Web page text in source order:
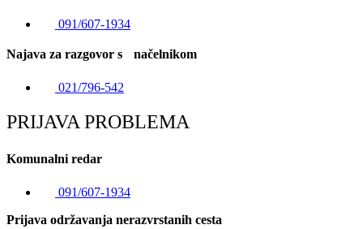
091/607-1934
Najava za razgovor s načelnikom
021/796-542
PRIJAVA PROBLEMA
Komunalni redar
091/607-1934
Prijava održavanja nerazvrstanih cesta